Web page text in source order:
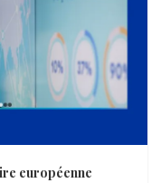
européenne